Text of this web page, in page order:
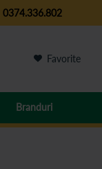
0374.336.802
Favorite
Branduri